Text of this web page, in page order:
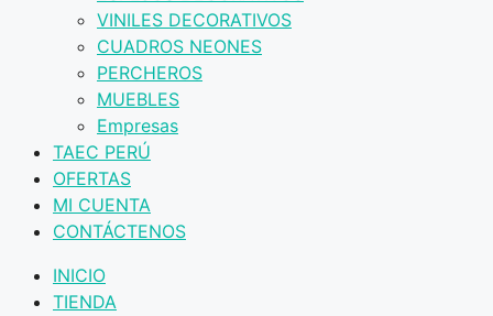
VINILES DECORATIVOS
CUADROS NEONES
PERCHEROS
MUEBLES
Empresas
TAEC PERÚ
OFERTAS
MI CUENTA
CONTÁCTENOS
INICIO
TIENDA